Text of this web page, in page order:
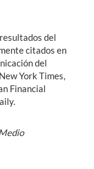
del
citados en
del
York Times,
Financial